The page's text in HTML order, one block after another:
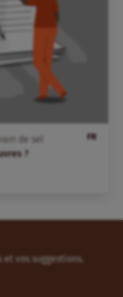
FR
de sel
?
et vos suggestions.